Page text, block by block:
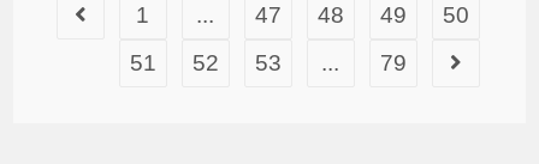
1 ... 47 48 49
50
51
52 53 ... 79